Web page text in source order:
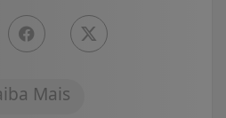
Mais